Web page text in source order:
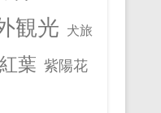
観光 犬旅
紅葉 紫陽花